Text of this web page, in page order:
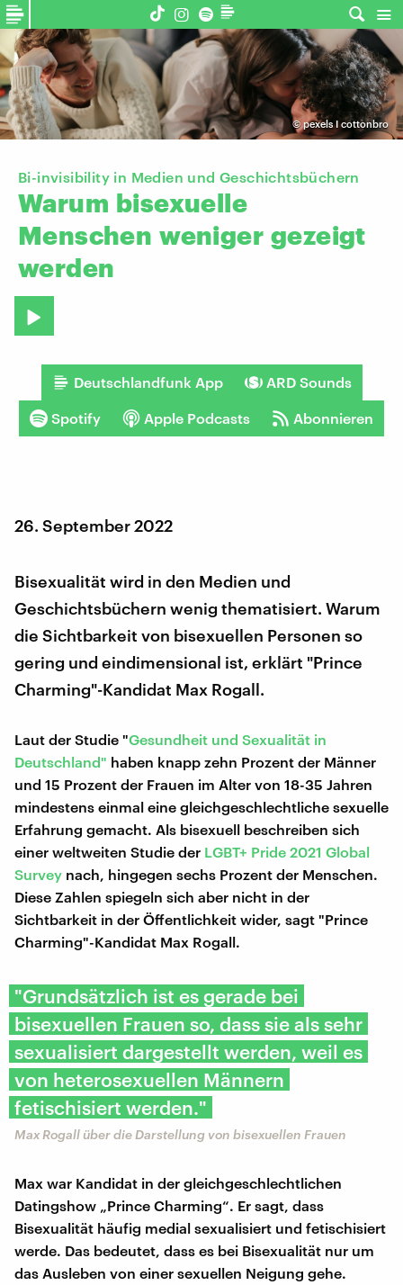
© pexels I cottonbro
Bi-invisibility in Medien und Geschichtsbüchern
Warum bisexuelle
Menschen weniger gezeigt
werden
Deutschlandfunk App ARD Sounds
Spotify Apple Podcasts Abonnieren
26. September 2022
Bisexualität wird in den Medien und
Geschichtsbüchern wenig thematisiert. Warum
die Sichtbarkeit von bisexuellen Personen so
gering und eindimensional ist, erklärt "Prince
Charming"-Kandidat Max Rogall.
Laut der Studie "Gesundheit und Sexualität in
Deutschland" haben knapp zehn Prozent der Männer
und 15 Prozent der Frauen im Alter von 18-35 Jahren
mindestens einmal eine gleichgeschlechtliche sexuelle
Erfahrung gemacht. Als bisexuell beschreiben sich
einer weltweiten Studie der LGBT+ Pride 2021 Global
Survey nach, hingegen sechs Prozent der Menschen.
Diese Zahlen spiegeln sich aber nicht in der
Sichtbarkeit in der Öffentlichkeit wider, sagt "Prince
Charming"-Kandidat Max Rogall.
"Grundsätzlich ist es gerade bei
bisexuellen Frauen so, dass sie als sehr
sexualisiert dargestellt werden, weil es
von heterosexuellen Männern
fetischisiert werden."
Max Rogall über die Darstellung von bisexuellen Frauen
Max war Kandidat in der gleichgeschlechtlichen
Datingshow „Prince Charming“. Er sagt, dass
Bisexualität häufig medial sexualisiert und fetischisiert
werde. Das bedeutet, dass es bei Bisexualität nur um
das Ausleben von einer sexuellen Neigung gehe.